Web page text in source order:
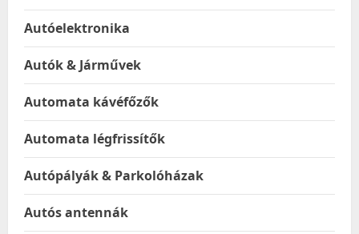
Autóelektronika
Autók & Járművek
Automata kávéfőzők
Automata légfrissítők
Autópályák & Parkolóházak
Autós antennák